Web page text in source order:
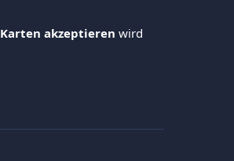
Karten akzeptieren wird